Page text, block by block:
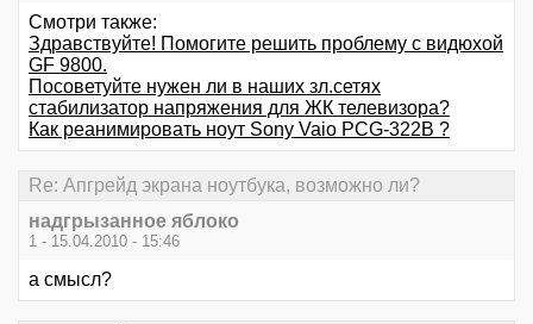
Смотри также:
Здравствуйте! Помогите решить проблему с видюхой
GF 9800.
Посоветуйте нужен ли в наших зл.сетях
стабилизатор напряжения для ЖК телевизора?
Как реанимировать ноут Sony Vaio PCG-322B ?
Re: Апгрейд экрана ноутбука, возможно ли?
надгрызанное яблоко
1 - 15.04.2010 - 15:46
а смысл?